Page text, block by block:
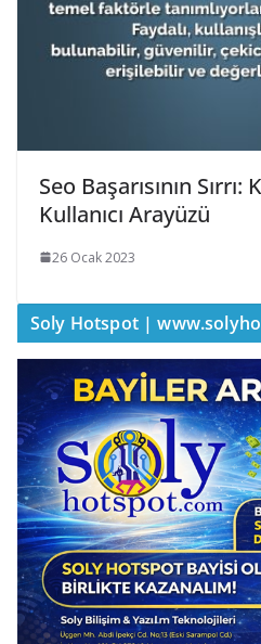
Seo Başarısının
Kullanıcı Arayüzü
26 Ocak 2023
Soly Hotspot |